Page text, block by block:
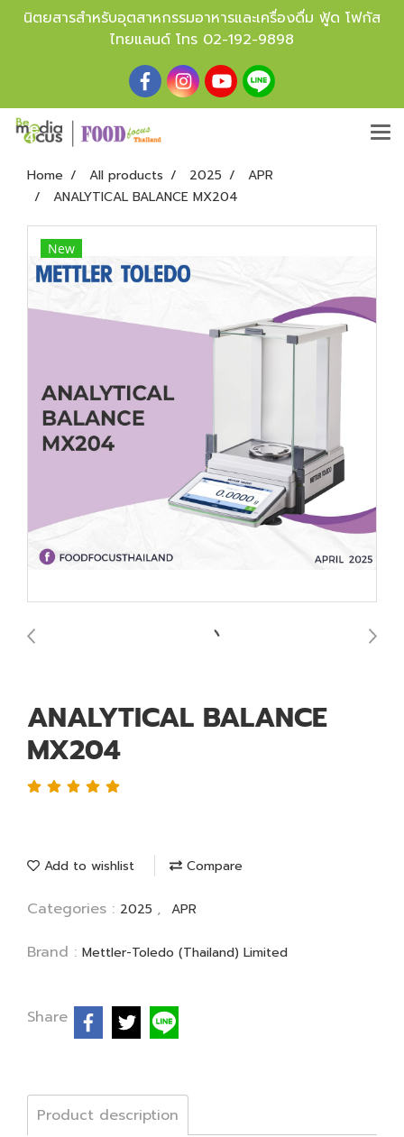
นิตยสารสำหรับอุตสาหกรรมอาหารและเครื่องดื่ม ฟู้ด โฟกัส
ไทยแลนด์ โทร 02-192-9898
Home All products 2025
APR
ANALYTICAL BALANCE MX204
New
ANALYTICAL BALANCE
MX204
Add to wishlist Compare
Categories : 2025 , APR
Brand : Mettler-Toledo (Thailand) Limited
Share
Product description